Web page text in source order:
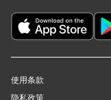
使用条款